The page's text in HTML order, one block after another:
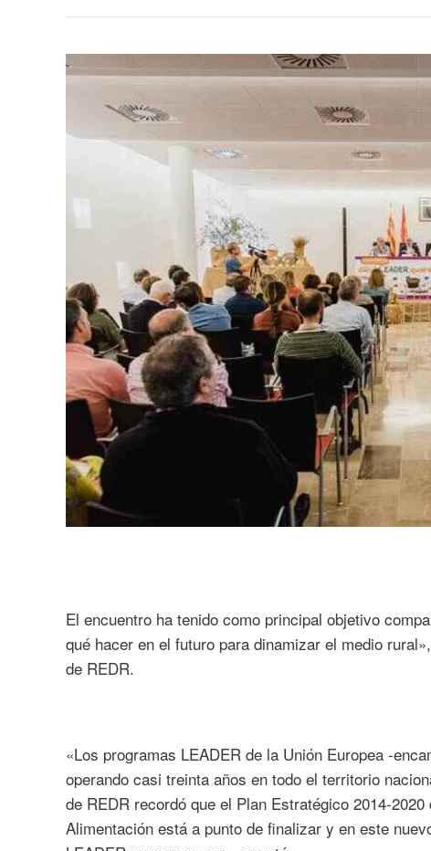
El encuentro ha tenido como principal objetivo
qué hacer en el futuro para dinamizar el medio
de REDR.
«Los programas LEADER de la Unión Europea -
operando casi treinta años en todo el territorio
de REDR recordó que el Plan Estratégico 2014-
Alimentación está a punto de finalizar y en este